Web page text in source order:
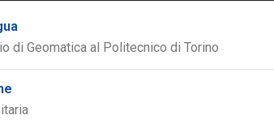
di Geomatica al Politecnico di Torino